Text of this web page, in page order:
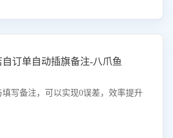
订单自动插旗备注-八爪鱼
填写备注，可以实现0误差，效率提升